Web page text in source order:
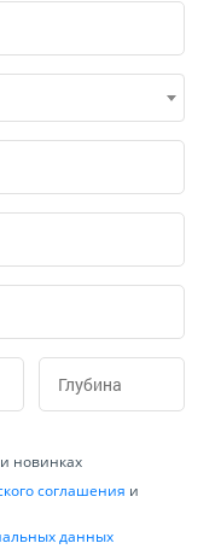
новинках
соглашения и
данных